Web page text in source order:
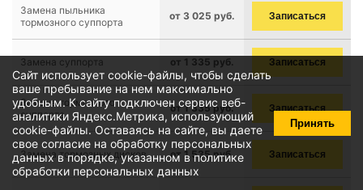
Замена пыльника
тормозного суппорта
от 3 025 руб. Записаться
Замена суппорта от 1 335 руб. Записаться
Замена тормозного
суппорта
от 1 335 руб. Записаться
Замена тормозных дисков от 1 535 руб. Записаться
Сайт использует cookie-файлы, чтобы сделать
ваше пребывание на нем максимально
удобным. К cайту подключен сервис веб-
аналитики Яндекс.Метрика, использующий
cookie-файлы. Оставаясь на сайте, вы даете
свое согласие на обработку персональных
данныхв порядке, указанном вполитике
обработки персональных данных
Принять